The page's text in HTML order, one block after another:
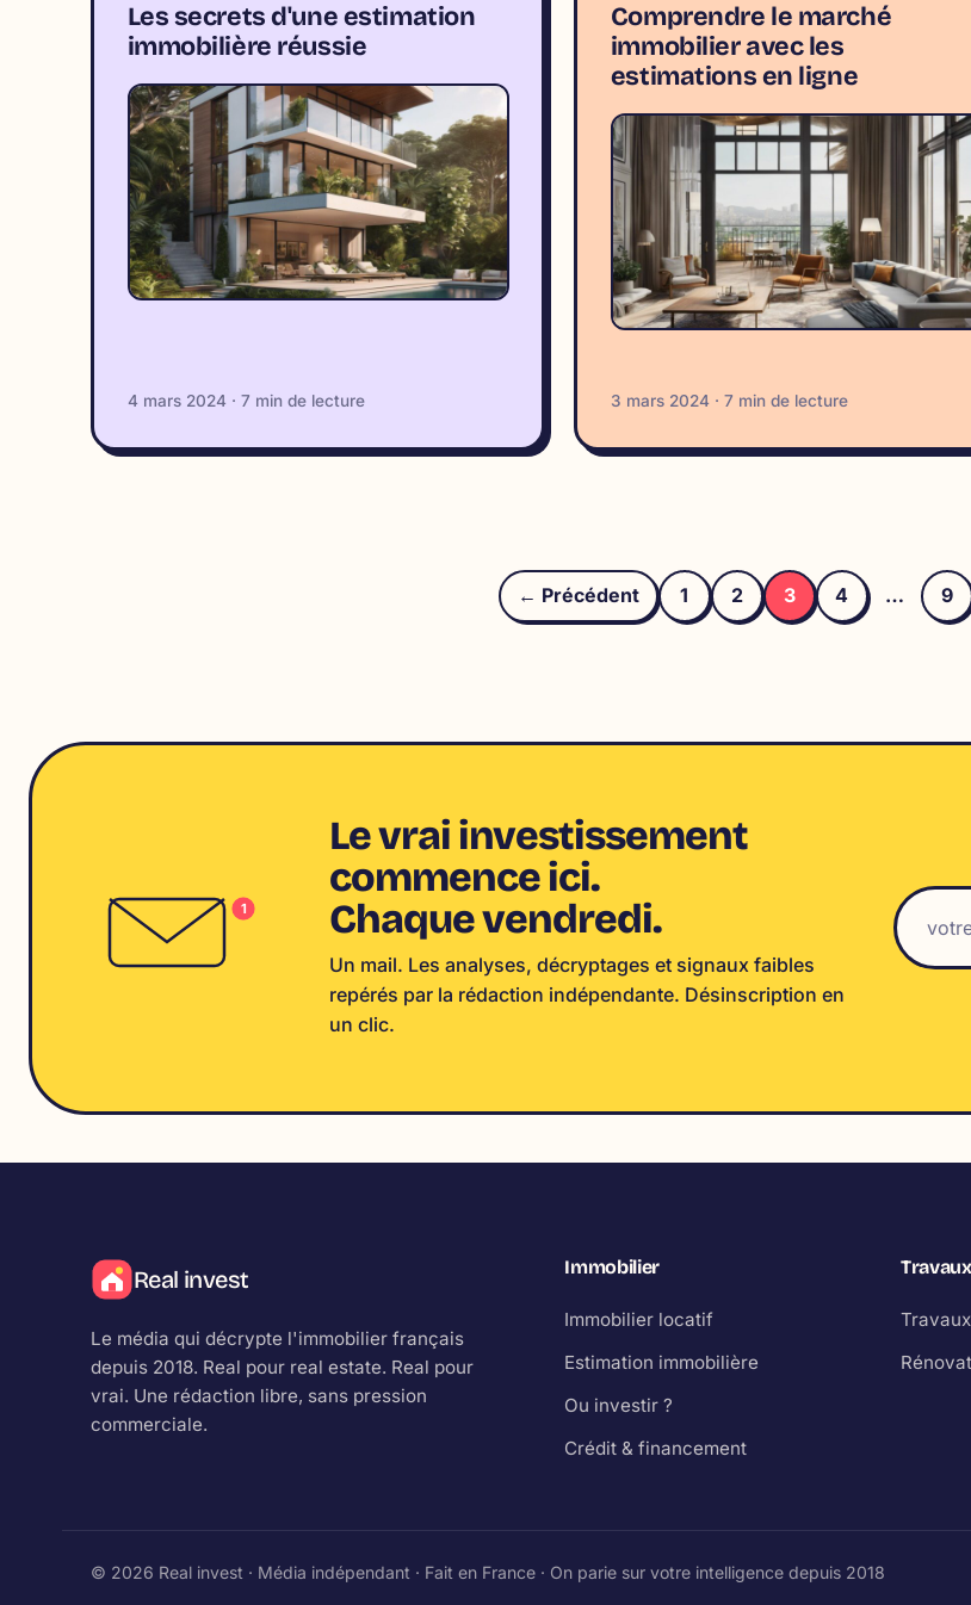
Les secrets d'une estimation
immobilière réussie
4 mars 2024 · 7 min de lecture
Comprendre le marché
immobilier avec les
estimations en ligne
3 mars 2024 · 7 min de lecture
des
← Précédent 1 2 3 4 … 9
1
Le vrai investissement
commence ici.
Chaque vendredi.
Un mail. Les analyses, décryptages et signaux faibles
repérés par la rédaction indépendante. Désinscription en
un clic.
Real invest
Le média qui décrypte l'immobilier français
depuis 2018. Real pour real estate. Real pour
vrai. Une rédaction libre, sans pression
commerciale.
Immobilier
Immobilier locatif
Estimation immobilière
Ou investir ?
Crédit & financement
© 2026 Real invest · Média indépendant · Fait en France · On parie sur votre intelligence depuis 2018